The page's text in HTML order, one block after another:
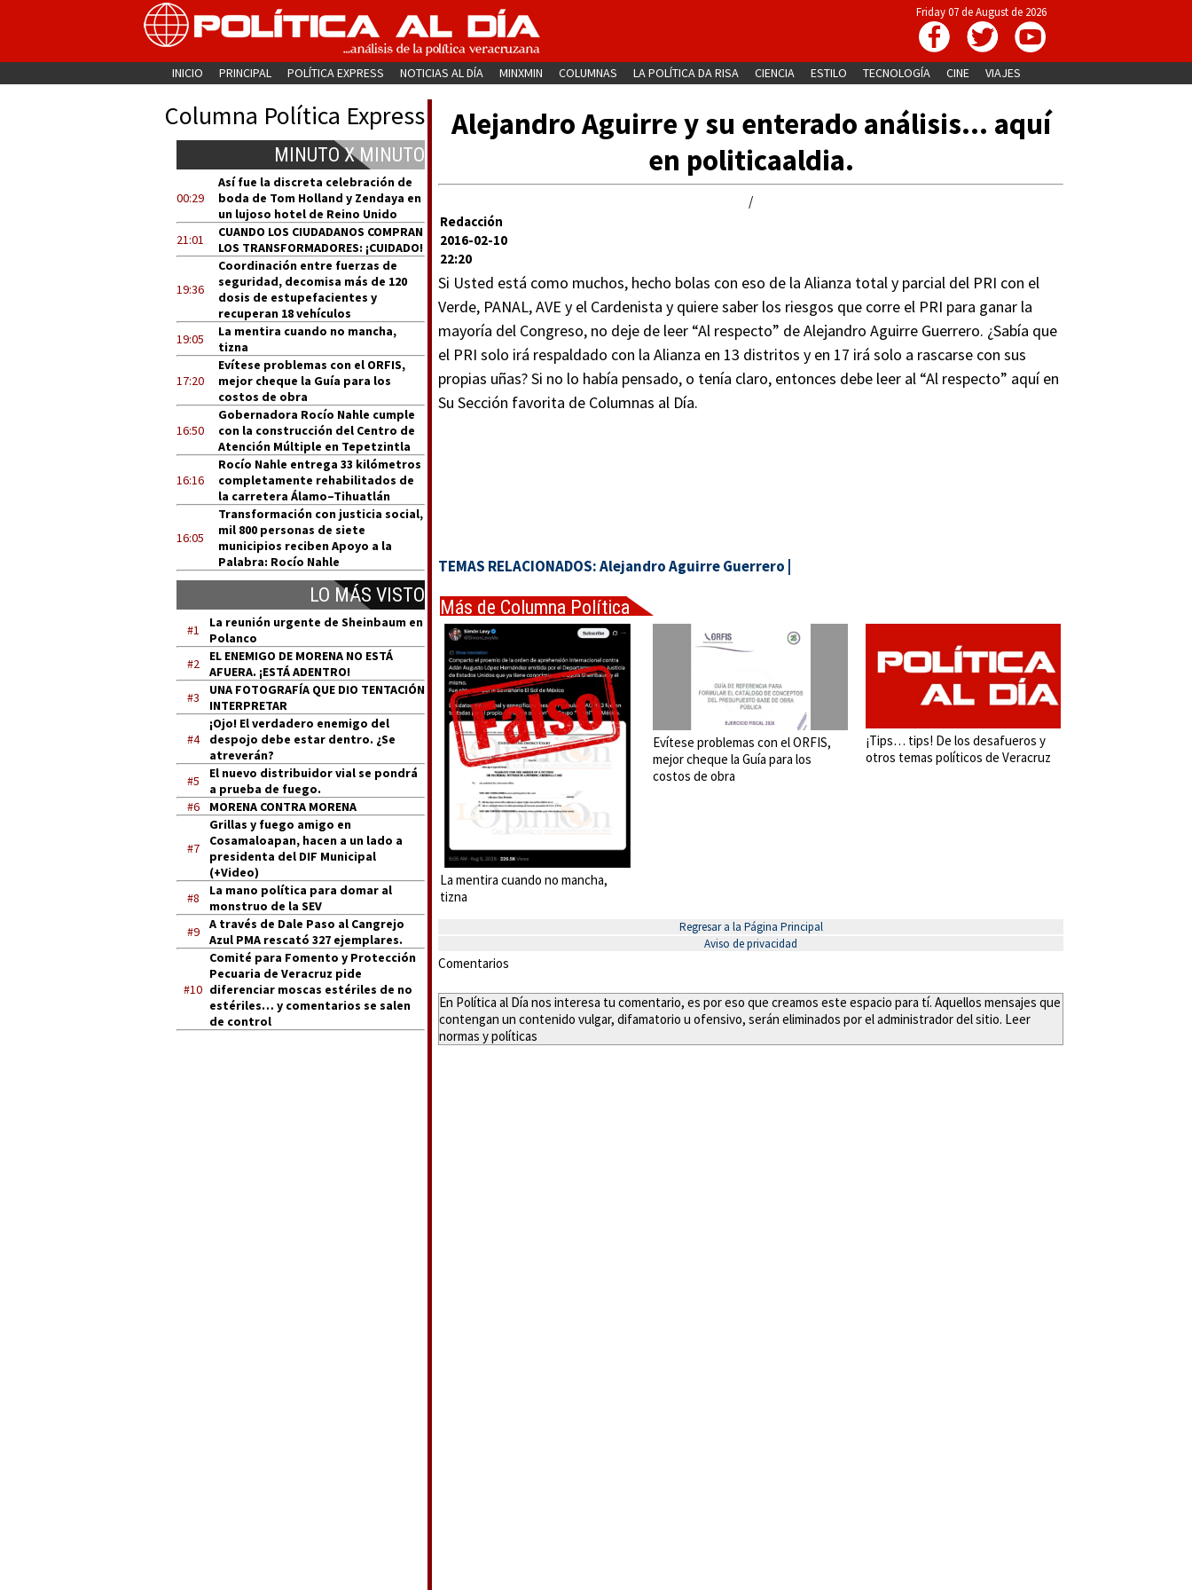
Friday 07 de August de 2026
INICIO PRINCIPAL POLÍTICA EXPRESS NOTICIAS AL DÍA MINXMIN COLUMNAS LA POLÍTICA DA RISA CIENCIA ESTILO TECNOLOGÍA CINE VIAJES
Columna Política Express
MINUTO X MINUTO
00:29
Así fue la discreta celebración de
boda de Tom Holland y Zendaya en
un lujoso hotel de Reino Unido
21:01
CUANDO LOS CIUDADANOS COMPRAN
LOS TRANSFORMADORES: ¡CUIDADO!
19:36
Coordinación entre fuerzas de
seguridad, decomisa más de 120
dosis de estupefacientes y
recuperan 18 vehículos
19:05
La mentira cuando no mancha,
tizna
17:20
Evítese problemas con el ORFIS,
mejor cheque la Guía para los
costos de obra
16:50
Gobernadora Rocío Nahle cumple
con la construcción del Centro de
Atención Múltiple en Tepetzintla
16:16
Rocío Nahle entrega 33 kilómetros
completamente rehabilitados de
la carretera Álamo–Tihuatlán
16:05
Transformación con justicia social,
mil 800 personas de siete
municipios reciben Apoyo a la
Palabra: Rocío Nahle
LO MÁS VISTO
#1
La reunión urgente de Sheinbaum en
Polanco
#2
EL ENEMIGO DE MORENA NO ESTÁ
AFUERA. ¡ESTÁ ADENTRO!
#3
UNA FOTOGRAFÍA QUE DIO TENTACIÓN
INTERPRETAR
#4
¡Ojo! El verdadero enemigo del
despojo debe estar dentro. ¿Se
atreverán?
#5
El nuevo distribuidor vial se pondrá
a prueba de fuego.
#6
MORENA CONTRA MORENA
#7
Grillas y fuego amigo en
Cosamaloapan, hacen a un lado a
presidenta del DIF Municipal
(+Video)
#8
La mano política para domar al
monstruo de la SEV
#9
A través de Dale Paso al Cangrejo
Azul PMA rescató 327 ejemplares.
#10
Comité para Fomento y Protección
Pecuaria de Veracruz pide
diferenciar moscas estériles de no
estériles… y comentarios se salen
de control
Alejandro Aguirre y su enterado análisis... aquí
en politicaaldia.
/
Redacción
2016-02-10
22:20
Si Usted está como muchos, hecho bolas con eso de la Alianza total y parcial del PRI con el
Verde, PANAL, AVE y el Cardenista y quiere saber los riesgos que corre el PRI para ganar la
mayoría del Congreso, no deje de leer “Al respecto” de Alejandro Aguirre Guerrero. ¿Sabía que
el PRI solo irá respaldado con la Alianza en 13 distritos y en 17 irá solo a rascarse con sus
propias uñas? Si no lo había pensado, o tenía claro, entonces debe leer al “Al respecto” aquí en
Su Sección favorita de Columnas al Día.
TEMAS RELACIONADOS:Alejandro Aguirre Guerrero
Más de Columna Política
Express
La mentira cuando no mancha,
tizna
Evítese problemas con el ORFIS,
mejor cheque la Guía para los
costos de obra
¡Tips… tips! De los desafueros y
otros temas políticos de Veracruz
Regresar a la Página Principal
Aviso de privacidad
Comentarios
En Política al Día nos interesa tu comentario, es por eso que creamos este espacio para tí. Aquellos mensajes que
contengan un contenido vulgar, difamatorio u ofensivo, serán eliminados por el administrador del sitio. Leer
normas y políticas